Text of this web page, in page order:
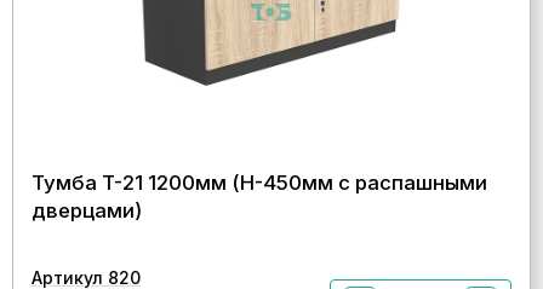
Тумба T-21 1200мм (H-450мм с распашными
дверцами)
Артикул 820